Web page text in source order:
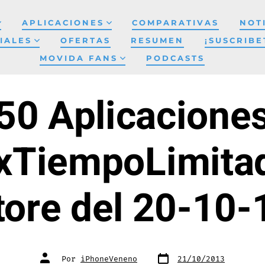
APLICACIONES COMPARATIVAS
OFERTAS RESUMEN
MOVIDA FANS
PODCASTS
del 20-10-
Autor
de Por iPhoneVeneno Fecha
de 21/10/2013